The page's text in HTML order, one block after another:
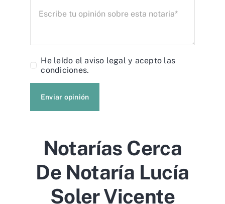
He leído elaviso legal y acepto las
condiciones.
Enviar opinión
Notarías Cerca
De Notaría Lucía
Soler Vicente